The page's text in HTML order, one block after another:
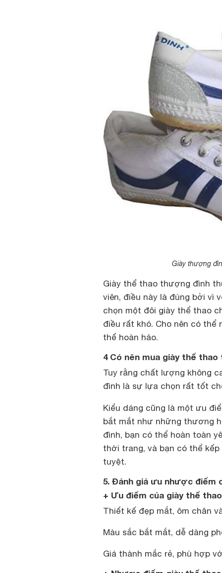
Giày thượng
Giày thể thao thượng đình
viên, điều này là đúng bởi vì
chọn một đôi giày thể thao
điều rất khó. Cho nên có
thế hoàn hảo.
4 Có nên mua giày thể
Tuy rằng chất lượng không
đình là sự lựa chọn rất tốt
Kiểu dáng cũng là một ưu
bắt mắt như những thương
đình, bạn có thể hoàn toàn
thời trang, và bạn có thể
tuyệt.
5. Đánh giá ưu nhược điểm
+ Ưu điểm của giày thể
Thiết kế đẹp mắt, ôm chân
Màu sắc bắt mắt, dễ dàng
Giá thành mắc rẻ, phù hợp